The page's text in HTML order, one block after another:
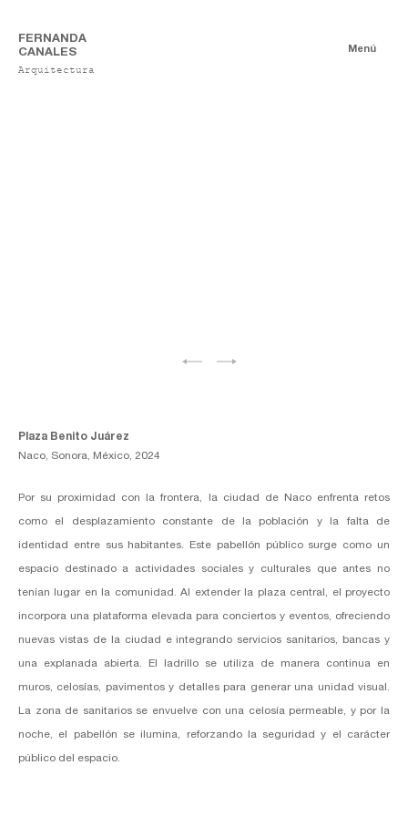
FERNANDA
CANALES
Arquitectura
Menú
⁠⁠Plaza Benito Juárez
Naco, Sonora, México, 2024
Por su proximidad con la frontera, la ciudad de Naco enfrenta retos
como el desplazamiento constante de la población y la falta de
identidad entre sus habitantes. Este pabellón público surge como un
espacio destinado a actividades sociales y culturales que antes no
tenían lugar en la comunidad. Al extender la plaza central, el proyecto
incorpora una plataforma elevada para conciertos y eventos, ofreciendo
nuevas vistas de la ciudad e integrando servicios sanitarios, bancas y
una explanada abierta. El ladrillo se utiliza de manera continua en
muros, celosías, pavimentos y detalles para generar una unidad visual.
La zona de sanitarios se envuelve con una celosía permeable, y por la
noche, el pabellón se ilumina, reforzando la seguridad y el carácter
público del espacio.